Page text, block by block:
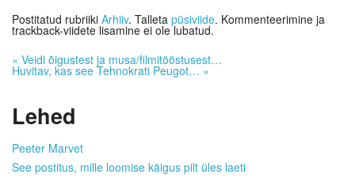
Postitatud rubriiki Arhiiv. Talleta püsiviide. Kommenteerimine ja
trackback-viidete lisamine ei ole lubatud.
« Veidi õigustest ja musa/filmitööstusest…
Huvitav, kas see Tehnokrati Peugot… »
Lehed
Peeter Marvet
See postitus, mille loomise käigus pilt üles laeti